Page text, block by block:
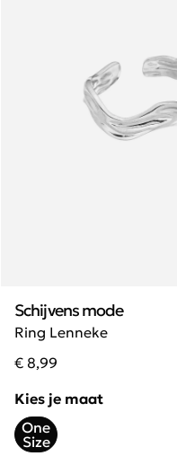
Ring Lenneke
Schijvens mode
€ 8,99
Kies je maat
One
Size